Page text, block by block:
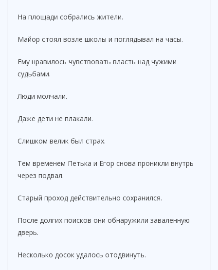
На площади собрались жители.
Майор стоял возле школы и поглядывал на часы.
Ему нравилось чувствовать власть над чужими
судьбами.
Люди молчали.
Даже дети не плакали.
Слишком велик был страх.
Тем временем Петька и Егор снова проникли внутрь
через подвал.
Старый проход действительно сохранился.
После долгих поисков они обнаружили заваленную
дверь.
Несколько досок удалось отодвинуть.